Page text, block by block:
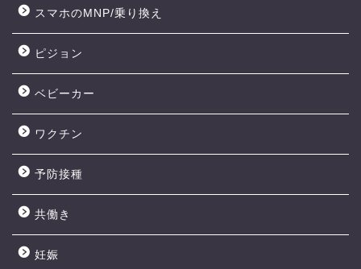
スマホのMNP/乗り換え
ピジョン
ベビーカー
ワクチン
予防接種
共働き
妊娠